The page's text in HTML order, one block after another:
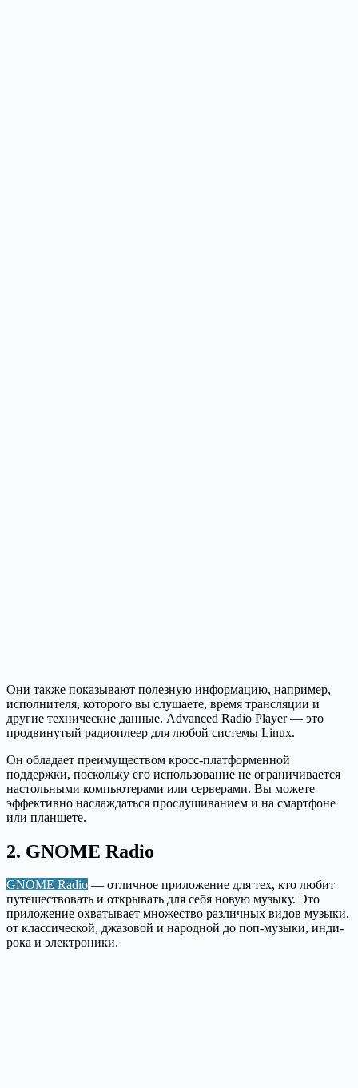
Они также показывают полезную информацию, например,
исполнителя, которого вы слушаете, время трансляции и
другие технические данные. Advanced Radio Player — это
продвинутый радиоплеер для любой системы Linux.
Он обладает преимуществом кросс-платформенной
поддержки, поскольку его использование не ограничивается
настольными компьютерами или серверами. Вы можете
эффективно наслаждаться прослушиванием и на смартфоне
или планшете.
2. GNOME Radio
GNOME Radio — отличное приложение для тех, кто любит
путешествовать и открывать для себя новую музыку. Это
приложение охватывает множество различных видов музыки,
от классической, джазовой и народной до поп-музыки, инди-
рока и электроники.